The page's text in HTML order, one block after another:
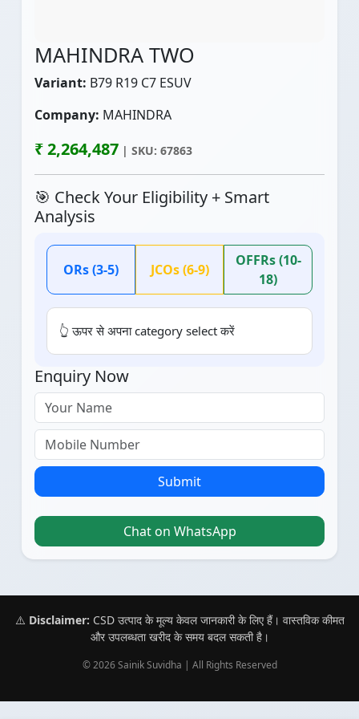
MAHINDRA TWO
Variant: B79 R19 C7 ESUV
Company: MAHINDRA
₹ 2,264,487 | SKU: 67863
🎯 Check Your Eligibility + Smart
Analysis
ORs (3-5) JCOs (6-9)
OFFRs (10-
18)
👆 ऊपर से अपना category select करें
Enquiry Now
Submit
Chat on WhatsApp
⚠️ Disclaimer: CSD उत्पाद के मूल्य केवल जानकारी के लिए हैं। वास्तविक कीमत
और उपलब्धता खरीद के समय बदल सकती है।
© 2026 Sainik Suvidha | All Rights Reserved